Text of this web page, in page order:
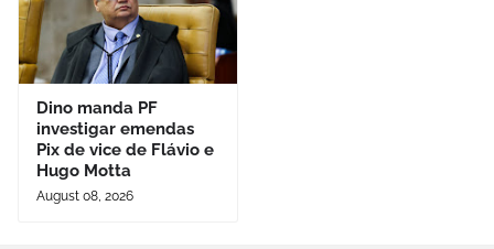
Dino manda PF
investigar emendas
Pix de vice de Flávio e
Hugo Motta
August 08, 2026